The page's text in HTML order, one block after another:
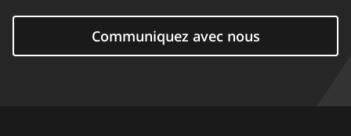
Communiquez avec nous